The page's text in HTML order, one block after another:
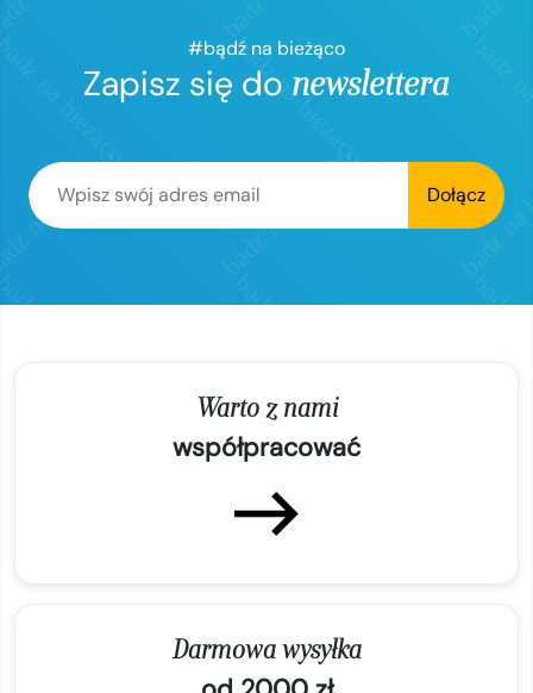
#bądź na bieżąco
Zapisz się do newslettera
Dołącz
Warto z nami
współpracować
Darmowa wysyłka